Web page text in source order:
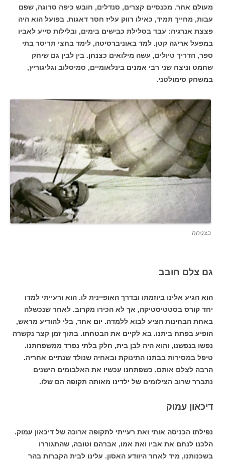
מעולם אחר. מכנסיים קצרים, סנדלים, חובש כיפה סרוגה, שפם
עבות, מחייך תמיד, כאילו רווק עליז חסר דאגות. בפועל הוא היה
פצצת אנרגיה: עבד בסלילת כבישים בימים, ובלילות סייע לאביו
במפעל אריגה קטן. למד באוניברסיטה, לימד בחצי תריסר בתי
ספר, הדריך טיולים, עשה מילואים כצנחן. בין לבין גם שיחק
שחמט וניצח שני רבי אמנים בינלאומיים, סמיסלוב וגליגוריץ,
במשחק סימולטני.
בצניחה
גם צלם חובב
הוא הגיע אלינו ביוזמתו ובדרך האופיינית לו. הוא ורעייתי למדו
יחד קורס בסטטיסטיקה, אך לא הכירו מקרוב. לאחר שנכשלה
באחת הבחינות הציע לבוא ללמדה. יום אחד, בלי להודיע מראש,
הופיע בפתח ביתנו. בא לקיים את הבטחתו. בתוך זמן קצר נקשרה
נפשו בנפשנו, והוא היה לבן בית, חלק בלתי נפרד ממשפחתנו.
טיפל במסירות בבתנו התינוקת ובאחיה שנולד שנתיים אחריה.
הרבה לצלם אותם. כשפתחנו עכשיו את האלבומים הישנים
נתברר שרוב הצילומים של ילדינו מאותה תקופה הם שלו.
דיכאון עמוק
נפילתו הכניסה אותי ואת רעייתי לתקופה ארוכה של דיכאון עמוק.
הלכנו לנחם את אביו ואת אמו, אברהם וטובה, שהתגוררו
בשכנותנו, מיד לאחר היוודע האסון. עלינו לבית הקברות בהר